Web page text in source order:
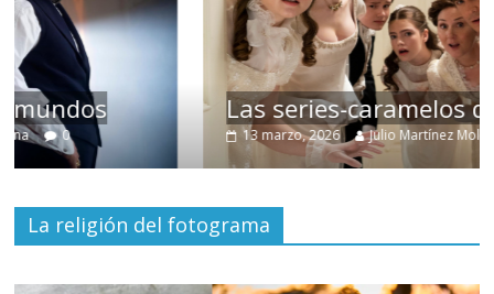
Las series-caramelos de Shondaland
13 marzo, 2026 Julio Martínez Molina 0
La religión del fotograma